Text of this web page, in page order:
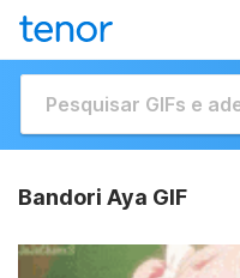
Bandori Aya GIF